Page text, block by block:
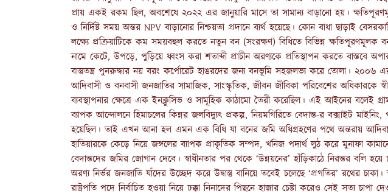
প্রায় একই রকম ছিল, অবশেষে ২০২২ এর জানুয়ারি মাসে তা সামান্য বাড়ানো হয়।
ও নির্দিষ্ট সময় অন্তর NPV বাড়ানোর নিশ্চয়তা প্রদানে ব্যর্থ হয়েছে। কোন বাধা ছাড়াই
লক্ষ্যে প্রক্রিয়াটিকে কম সময়বহুল করতে নতুন বন (সংরক্ষণ) বিধিতে বিভিন্ন ক্ষতিপূরণমূলক
নামে কেটে, উপড়ে, পুড়িয়ে ধ্বংস করা শতাব্দী প্রাচীন অরণ্যকে প্রতিস্থাপন করতে বাস্তবে
বাস্তুতন্ত্র পুনরুদ্ধার নয় বরং কর্পোরেট হাঙরদের জন্য বনভূমি সহজলভ্য করে তোলা। ২০০৬
আদিবাসী ও বনবাসী জনজাতির সামাজিক, সাংস্কৃতিক, জীবন জীবিকা পরিবেশের অধিকারকে
ব্যবস্থাপনার ক্ষেত্রে এক ইনক্লুসিভ ও সামূহিক কাঠামো তৈরী করেছিল। এই আইনের বলেই গ্রাম
ব্যাপক আন্দোলনে হিমাচলের কিন্নর জলবিদ্যুৎ প্রকল্প, নিয়মগিরিতে বেদান্ত-র বক্সাইট
হয়েছিল। তাই এখন আনা হল এমন এক বিধি যা বনের জমি অধিগ্রহণের পথে অন্তরায়
হাতিয়ারকে কেড়ে নিয়ে জঙ্গলের ব্যাপক প্রাকৃতিক সম্পদ, খনিজ পদার্থ লুঠ করে মুনাফা
বেদান্তদের জমির জোগান দেবে। স্বাধীনতার পর থেকে ‘উন্নয়নের’ হাঁড়িকাঠে নিরন্তর বলি
অরণ্য নির্ভর জনজাতি যাঁদের উচ্ছেদ করে উদ্বাস্তু বানিয়ে তবেই চলেছে ‘প্রগতির’ রথের
রাষ্ট্রপতি পদে নির্বাচিত হওয়া নিয়ে ঢক্কা নিনাদের পিছনে হাজার চেষ্টা করেও সেই সত্য চাপা